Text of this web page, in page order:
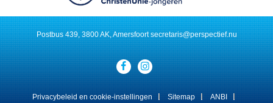
Postbus 439, 3800 AK, Amersfoortsecretaris@perspectief.nu
mediaPrivacybeleid en cookie-instellingen Sitemap
ANBI